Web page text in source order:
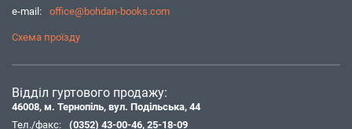
e-mail:
office@bohdan-books.com
Схема проїзду
Відділ гуртового продажу:
46008, м. Тернопіль, вул. Подільська, 44
Тел./факс:
(0352) 43-00-46, 25-18-09